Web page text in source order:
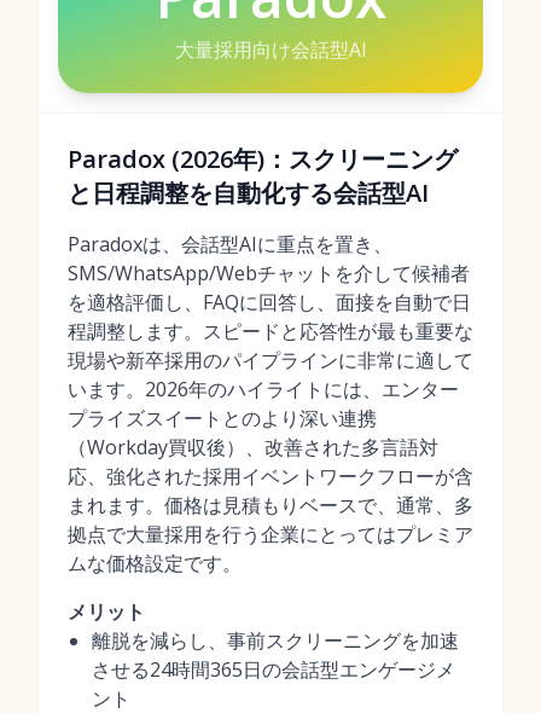
大量採用向け会話型AI
Paradox (2026年)：スクリーニング
と日程調整を自動化する会話型AI
Paradoxは、会話型AIに重点を置き、
SMS/WhatsApp/Webチャットを介して候補者
を適格評価し、FAQに回答し、面接を自動で日
程調整します。スピードと応答性が最も重要な
現場や新卒採用のパイプラインに非常に適して
います。2026年のハイライトには、エンター
プライズスイートとのより深い連携
（Workday買収後）、改善された多言語対
応、強化された採用イベントワークフローが含
まれます。価格は見積もりベースで、通常、多
拠点で大量採用を行う企業にとってはプレミア
ムな価格設定です。
メリット
離脱を減らし、事前スクリーニングを加速
させる24時間365日の会話型エンゲージメ
ント